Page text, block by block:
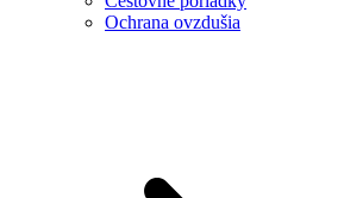
Ochrana ovzdušia